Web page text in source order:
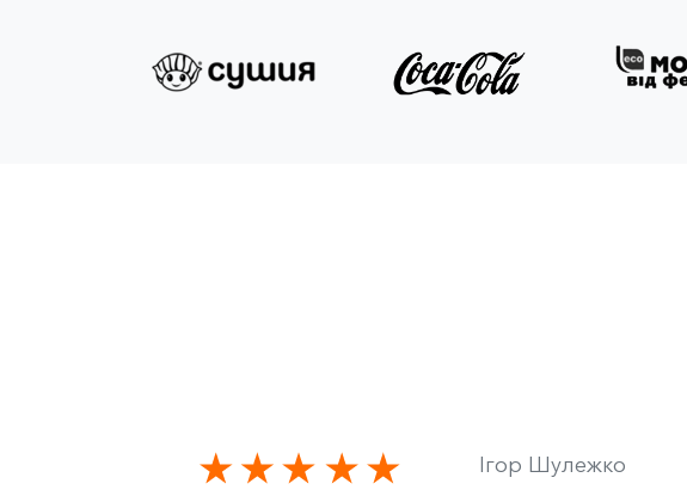
Ігор Шулежко